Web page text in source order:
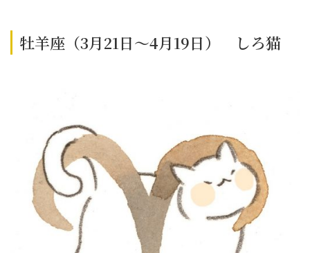
牡羊座（3月21日～4月19日） しろ猫